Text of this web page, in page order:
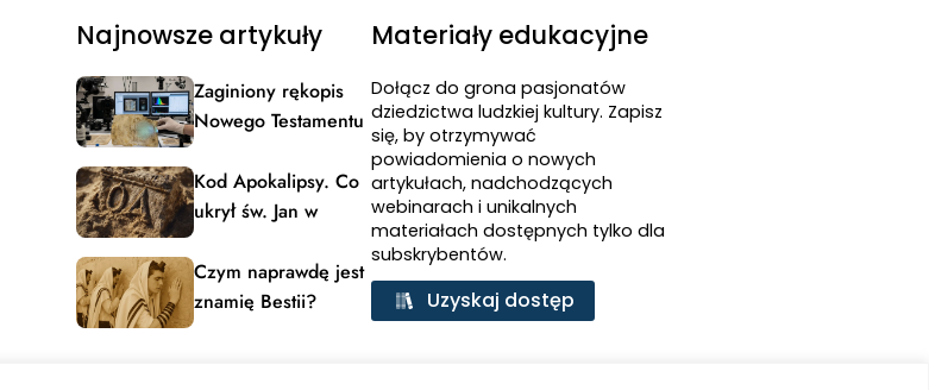
Najnowsze artykuły
Zaginiony rękopis
Nowego Testamentu
Kod Apokalipsy. Co
ukrył św. Jan w
Czym naprawdę jest
znamię Bestii?
Materiały edukacyjne
Dołącz do grona pasjonatów
dziedzictwa ludzkiej kultury. Zapisz
się, by otrzymywać
powiadomienia o nowych
artykułach, nadchodzących
webinarach i unikalnych
materiałach dostępnych tylko dla
subskrybentów.
Uzyskaj dostęp